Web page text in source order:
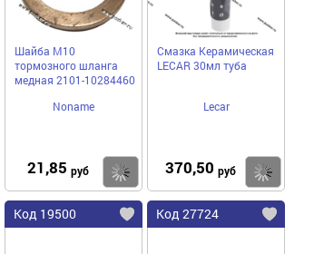
Шайба М10
тормозного шланга
медная 2101-10284460
Noname
21,85 руб Купить
Смазка Керамическая
LECAR 30мл туба
Lecar
370,50 руб
Код 19500 Код 27724